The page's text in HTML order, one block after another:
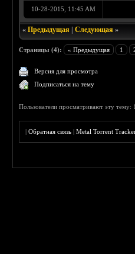
10-28-2015, 11:45 AM
«Предыдущая |Следующая »
Страницы (4): « Предыдущая 1
Версия для просмотра
Подписаться на тему
Пользователи просматривают эту тему:
|Обратная связь |Metal Torrent